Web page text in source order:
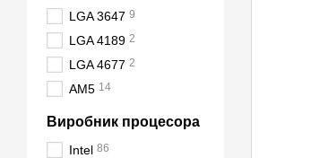
LGA 3647 9
LGA 4189 2
LGA 4677 2
AM5 14
Виробник процесора
Intel 86